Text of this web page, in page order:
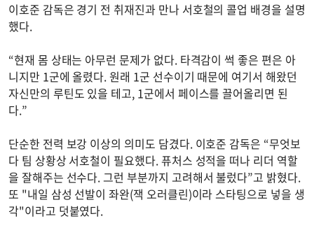
이호준 감독은 경기 전 취재진과 만나 서호철의 콜업 배경을 설명
했다.
“현재 몸 상태는 아무런 문제가 없다. 타격감이 썩 좋은 편은 아
니지만 1군에 올렸다. 원래 1군 선수이기 때문에 여기서 해왔던
자신만의 루틴도 있을 테고, 1군에서 페이스를 끌어올리면 된
다.”
단순한 전력 보강 이상의 의미도 담겼다. 이호준 감독은 “무엇보
다 팀 상황상 서호철이 필요했다. 퓨처스 성적을 떠나 리더 역할
을 잘해주는 선수다. 그런 부분까지 고려해서 불렀다”고 밝혔다.
또 "내일 삼성 선발이 좌완(잭 오러클린)이라 스타팅으로 넣을 생
각"이라고 덧붙였다.